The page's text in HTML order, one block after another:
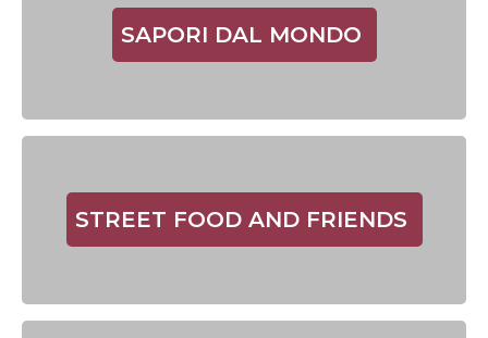
SAPORI DAL MONDO
STREET FOOD AND FRIENDS